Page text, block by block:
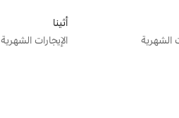
الشهرية
أثينا
الإيجارات الشهرية